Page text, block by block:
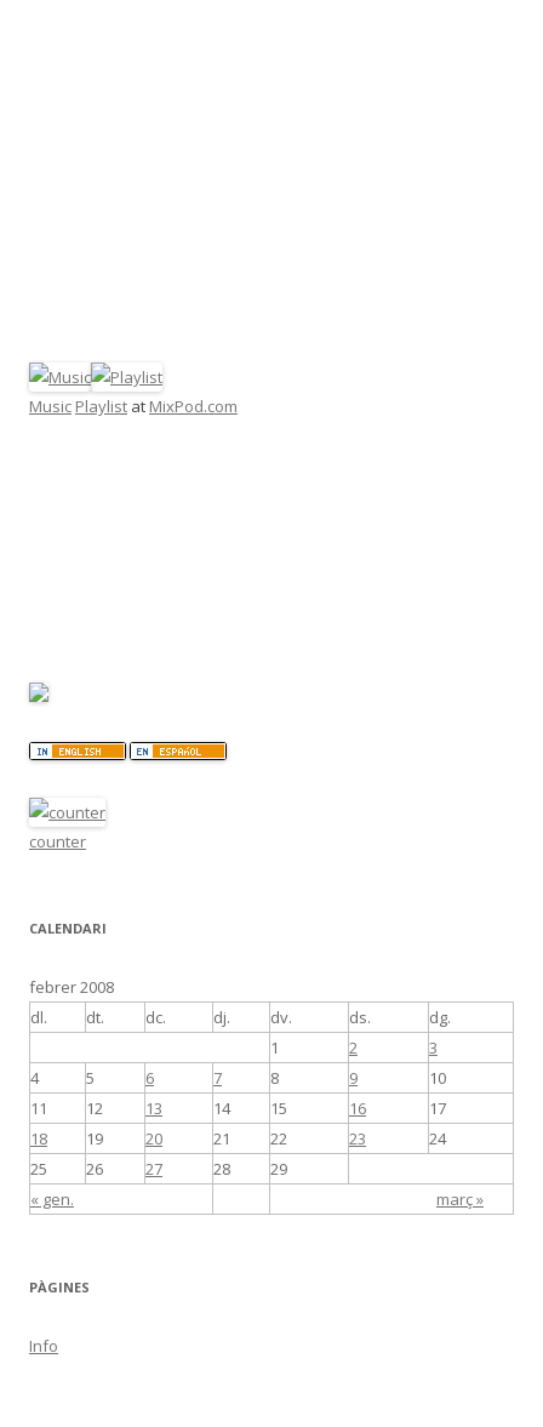
Music Playlist at MixPod.com
counter
CALENDARI
febrer 2008
dl.
dt. dc. dj. dv. ds. dg.
« gen. març »
1 2
3
4
5 6 7 8 9
10
11
12 13 14 15 16
17
18
19 20 21 22 23
24
25
26 27 28 29
PÀGINES
Info